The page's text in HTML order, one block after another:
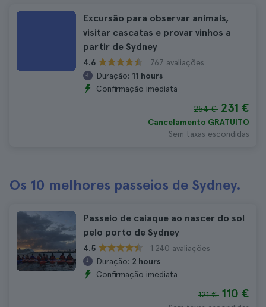
Excursão para observar animais,
visitar cascatas e provar vinhos a
partir de Sydney
4.6
767 avaliações
Duração: 11 hours
Confirmação imediata
254 € 231 €
Cancelamento GRATUITO
Sem taxas escondidas
Os 10 melhores passeios de Sydney.
Passeio de caiaque ao nascer do sol
pelo porto de Sydney
4.5
1.240 avaliações
Duração: 2 hours
Confirmação imediata
121 € 110 €